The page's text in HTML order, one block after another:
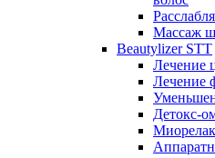
Массаж
Beautylizer STT
Лечение
Лечение
Детокс-